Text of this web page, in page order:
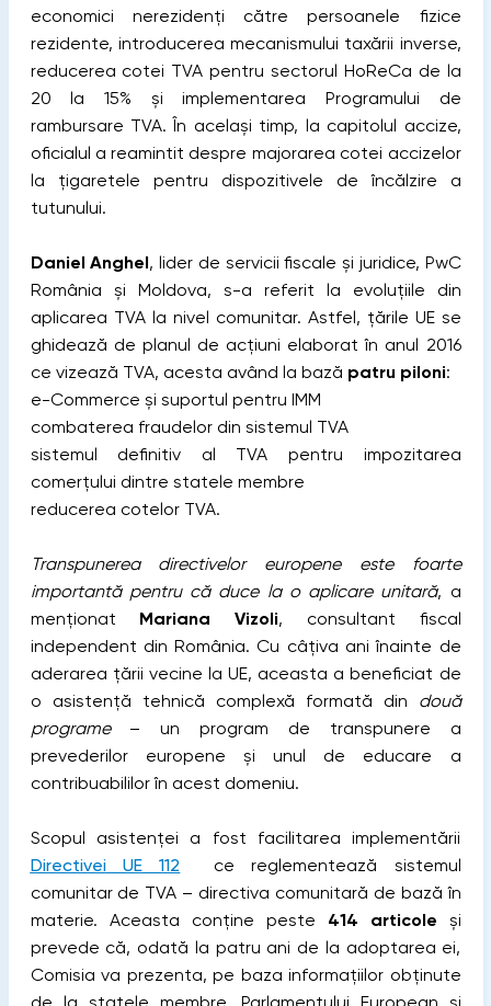
economici nerezidenți către persoanele fizice
rezidente, introducerea mecanismului taxării inverse,
reducerea cotei TVA pentru sectorul HoReCa de la
20 la 15% și implementarea Programului de
rambursare TVA. În același timp, la capitolul accize,
oficialul a reamintit despre majorarea cotei accizelor
la țigaretele pentru dispozitivele de încălzire a
tutunului.
Daniel Anghel, lider de servicii fiscale și juridice, PwC
România și Moldova, s-a referit la evoluțiile din
aplicarea TVA la nivel comunitar. Astfel, țările UE se
ghidează de planul de acțiuni elaborat în anul 2016
ce vizează TVA, acesta având la bază patru piloni:
e-Commerce și suportul pentru IMM
combaterea fraudelor din sistemul TVA
sistemul definitiv al TVA pentru impozitarea
comerțului dintre statele membre
reducerea cotelor TVA.
Transpunerea directivelor europene este foarte
importantă pentru că duce la o aplicare unitară, a
menționat Mariana Vizoli, consultant fiscal
independent din România. Cu câțiva ani înainte de
aderarea țării vecine la UE, aceasta a beneficiat de
o asistență tehnică complexă formată din două
programe– un program de transpunere a
prevederilor europene și unul de educare a
contribuabililor în acest domeniu.
Scopul asistenței a fost facilitarea implementării
Directivei UE 112 ce reglementează sistemul
comunitar de TVA – directiva comunitară de bază în
materie. Aceasta conține peste 414 articole și
prevede că, odată la patru ani de la adoptarea ei,
Comisia va prezenta, pe baza informațiilor obținute